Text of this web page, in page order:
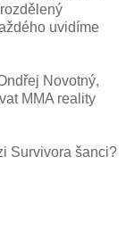
uvidíme
Novotný,
MMA reality
Survivora šanci?